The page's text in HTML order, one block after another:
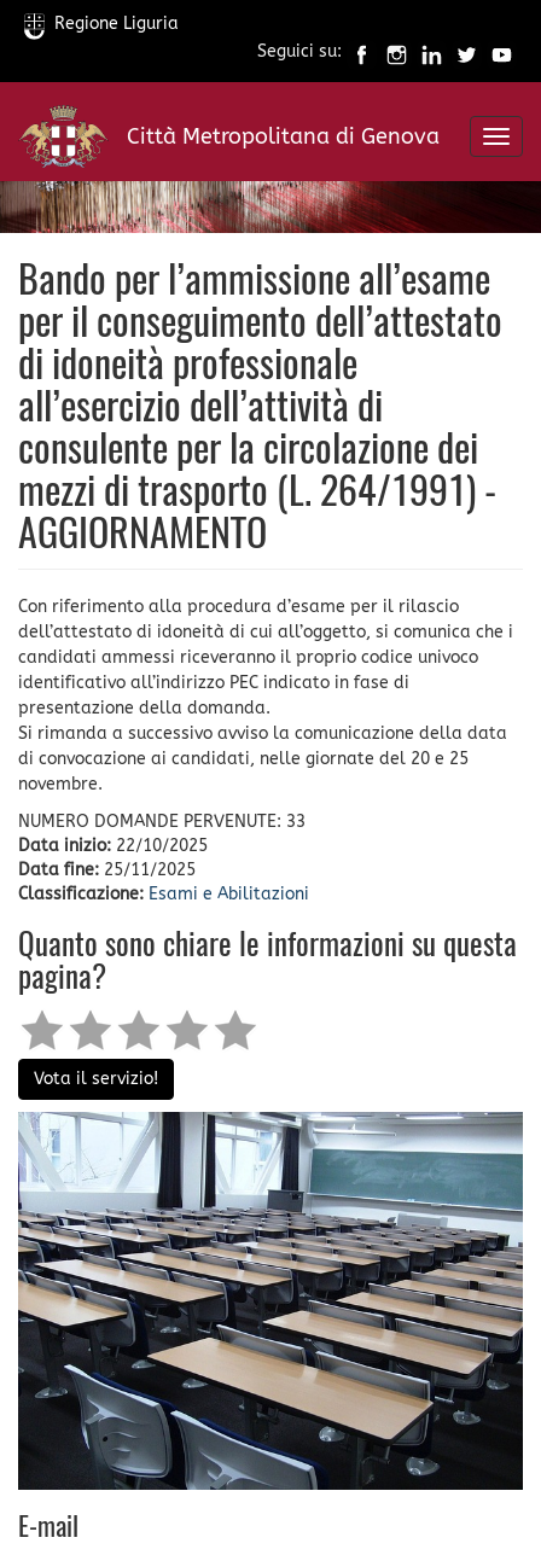
Salta
contenuto
principale
Regione Liguria
Seguici su:
Città Metropolitana di Genova
Bando per l’ammissione all’esame
per il conseguimento dell’attestato
di idoneità professionale
all’esercizio dell’attività di
consulente per la circolazione dei
mezzi di trasporto (L. 264/1991) -
AGGIORNAMENTO
Con riferimento alla procedura d’esame per il rilascio
dell’attestato di idoneità di cui all’oggetto, si comunica che i
candidati ammessi riceveranno il proprio codice univoco
identificativo all’indirizzo PEC indicato in fase di
presentazione della domanda.
Si rimanda a successivo avviso la comunicazione della data
di convocazione ai candidati, nelle giornate del 20 e 25
novembre.
NUMERO DOMANDE PERVENUTE: 33
Data inizio: 22/10/2025
Data fine: 25/11/2025
Classificazione: Esami e Abilitazioni
Quanto sono chiare le informazioni su questa
pagina?
Vota il servizio!
E-mail